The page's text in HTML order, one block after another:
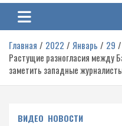
Главная 2022 Январь
29
Растущие разногласия между
заметить западные
ВИДЕО НОВОСТИ